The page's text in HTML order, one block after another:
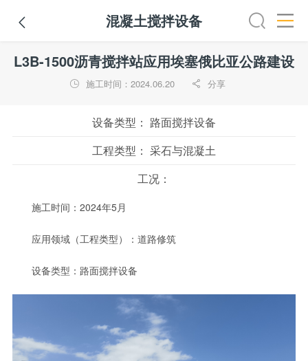
 混凝土搅拌设备
挖掘机 铣刨机 摊铺机 冷再生机 吊管机 混凝土搅拌
L3B-1500沥青搅拌站应用埃塞俄比亚公路建设
 施工时间：2024.06.20  分享
设备类型： 路面搅拌设备
工程类型： 采石与混凝土
工况：
施工时间：2024年5月
应用领域（工程类型）：道路修筑
设备类型：路面搅拌设备